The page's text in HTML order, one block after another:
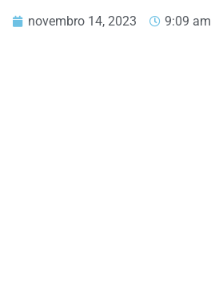
novembro 14, 2023 9:09 am